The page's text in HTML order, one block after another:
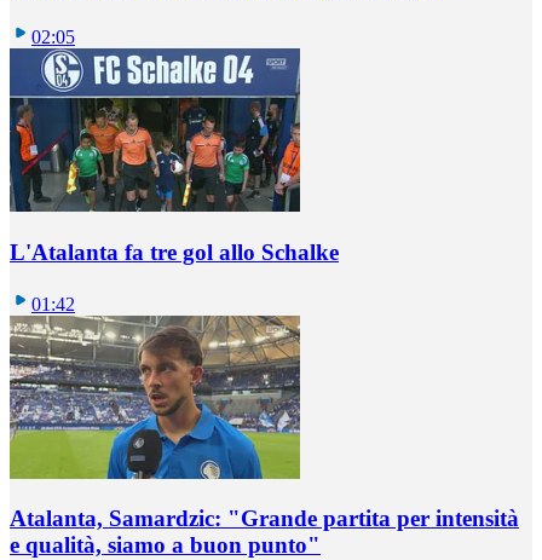
02:05
L'Atalanta fa tre gol allo Schalke
01:42
Atalanta, Samardzic: "Grande partita per intensità
e qualità, siamo a buon punto"